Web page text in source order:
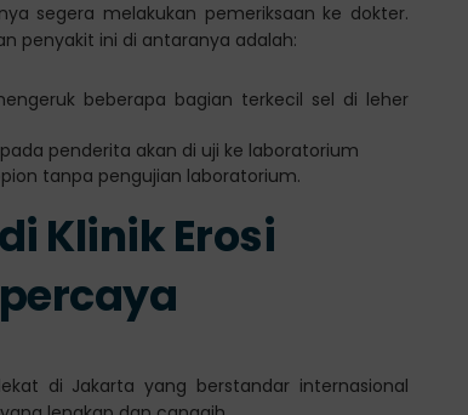
segera melakukan pemeriksaan ke dokter.
penyakit ini di antaranya adalah:
beberapa bagian terkecil sel di leher
penderita akan di uji ke laboratorium
tanpa pengujian laboratorium.
Klinik Erosi
di Jakarta yang berstandar internasional